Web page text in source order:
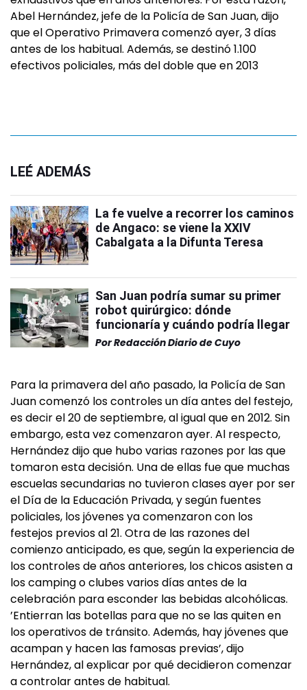
Abel Hernández, jefe de la Policía de San Juan, dijo
que el Operativo Primavera comenzó ayer, 3 días
antes de los habitual. Además, se destinó 1.100
efectivos policiales, más del doble que en 2013
LEÉ ADEMÁS
La fe vuelve a recorrer los caminos
de Angaco: se viene la XXIV
Cabalgata a la Difunta Teresa
San Juan podría sumar su primer
robot quirúrgico: dónde
funcionaría y cuándo podría llegar
PorRedacción Diario de Cuyo
Para la primavera del año pasado, la Policía de San
Juan comenzó los controles un día antes del festejo,
es decir el 20 de septiembre, al igual que en 2012. Sin
embargo, esta vez comenzaron ayer. Al respecto,
Hernández dijo que hubo varias razones por las que
tomaron esta decisión. Una de ellas fue que muchas
escuelas secundarias no tuvieron clases ayer por ser
el Día de la Educación Privada, y según fuentes
policiales, los jóvenes ya comenzaron con los
festejos previos al 21. Otra de las razones del
comienzo anticipado, es que, según la experiencia de
los controles de años anteriores, los chicos asisten a
los camping o clubes varios días antes de la
celebración para esconder las bebidas alcohólicas.
’Entierran las botellas para que no se las quiten en
los operativos de tránsito. Además, hay jóvenes que
acampan y hacen las famosas previas’, dijo
Hernández, al explicar por qué decidieron comenzar
a controlar antes de habitual.